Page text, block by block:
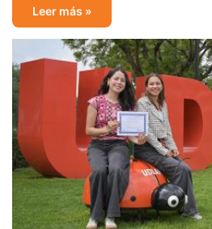
Leer más »